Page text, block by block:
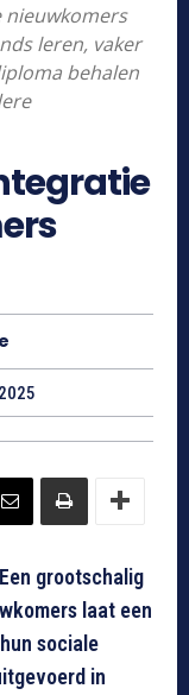
leren, vaker
behalen
grootschalig
laat een
sociale
in